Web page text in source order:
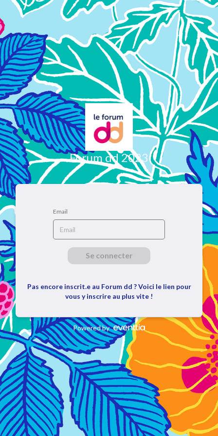
Forum dd 2023
Email
Se connecter
Pas encore inscrit.e au Forum dd ? Voici le lien pour
vous y inscrire au plus vite !
Powered by